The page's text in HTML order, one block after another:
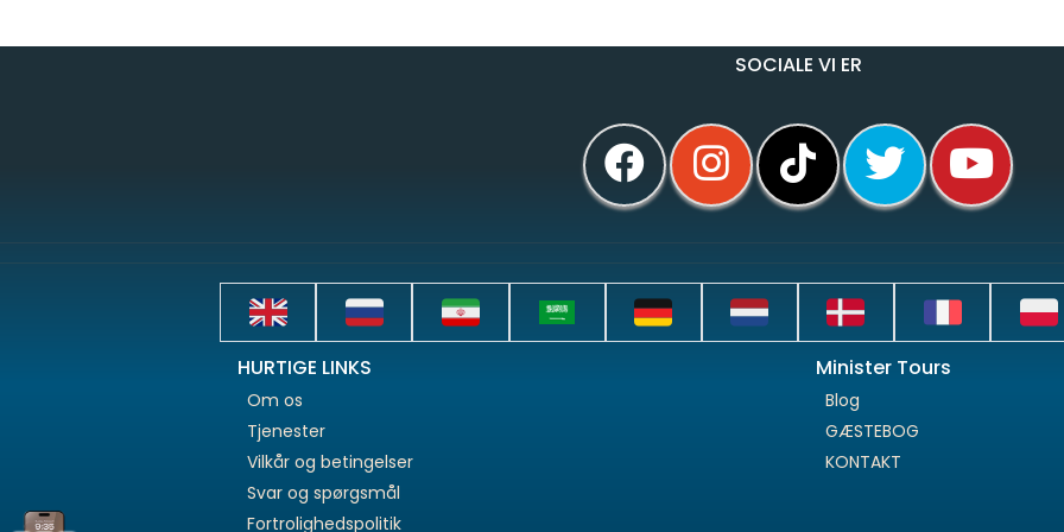
SOCIALE VI ER
HURTIGE LINKS
Om os
Tjenester
Vilkår og betingelser
Svar og spørgsmål
Fortrolighedspolitik
Minister Tours
Blog
GÆSTEBOG
KONTAKT